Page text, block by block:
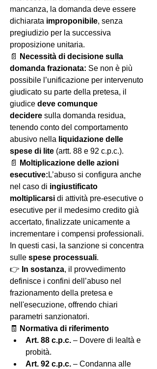
mancanza, la domanda deve essere
dichiarata improponibile, senza
pregiudizio per la successiva
proposizione unitaria.
📄
Necessità di decisione sulla
domanda frazionata: Se non è più
possibile l’unificazione per intervenuto
giudicato su parte della pretesa, il
giudice deve comunque
decidere sulla domanda residua,
tenendo conto del comportamento
abusivo nella liquidazione delle
spese di lite (artt. 88 e 92 c.p.c.).
📄
Moltiplicazione delle azioni
esecutive: L’abuso si configura anche
nel caso di ingiustificato
moltiplicarsi di attività pre-esecutive o
esecutive per il medesimo credito già
accertato, finalizzate unicamente a
incrementare i compensi professionali.
In questi casi, la sanzione si concentra
sulle spese processuali.
👉 In sostanza, il provvedimento
definisce i confini dell’abuso nel
frazionamento della pretesa e
nell'esecuzione, offrendo chiari
parametri sanzionatori.
🧾
Normativa di riferimento
Art. 88 c.p.c. – Dovere di lealtà e
probità.
Art. 92 c.p.c. – Condanna alle